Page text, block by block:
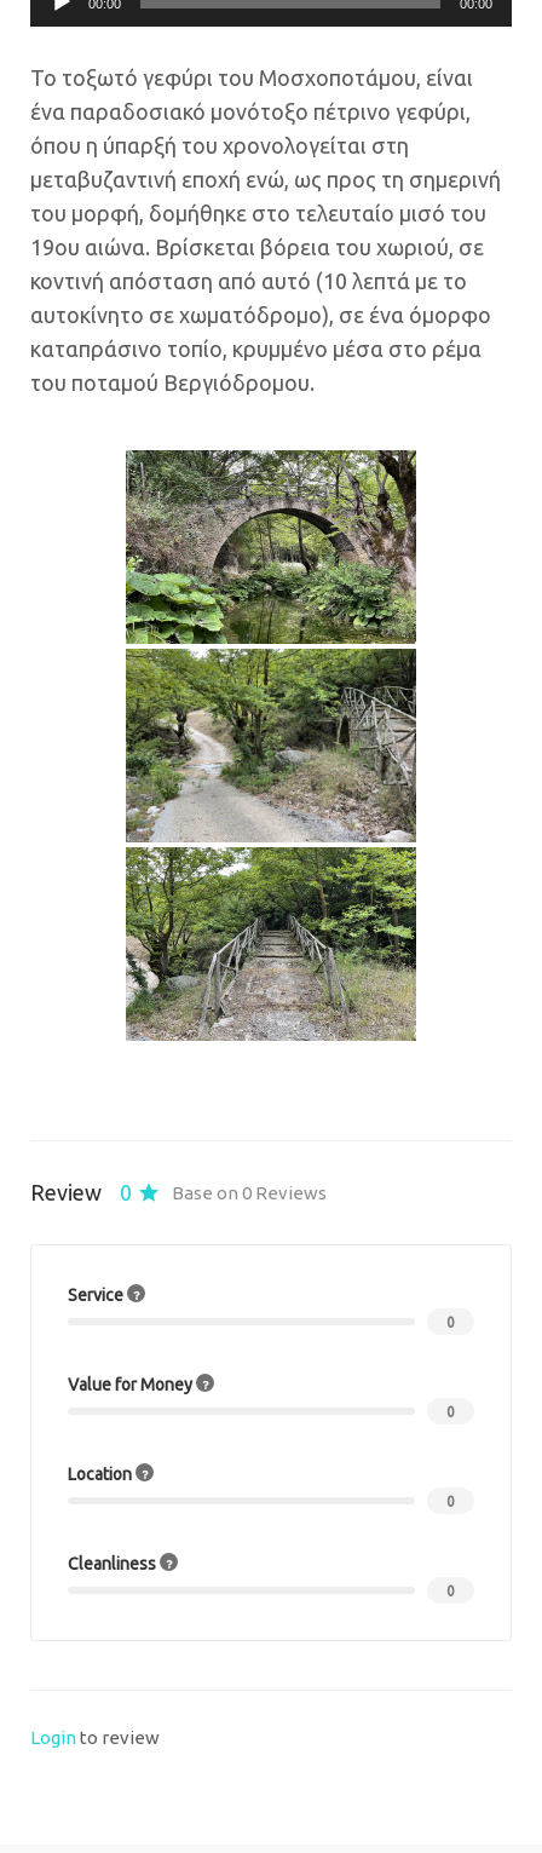
Αναπαραγωγής
00:00 00:00
Το τοξωτό γεφύρι του Μοσχοποτάμου, είναι
ένα παραδοσιακό μονότοξο πέτρινο γεφύρι,
όπου η ύπαρξή του χρονολογείται στη
μεταβυζαντινή εποχή ενώ, ως προς τη σημερινή
του μορφή, δομήθηκε στο τελευταίο μισό του
19ου αιώνα. Βρίσκεται βόρεια του χωριού, σε
κοντινή απόσταση από αυτό (10 λεπτά με το
αυτοκίνητο σε χωματόδρομο), σε ένα όμορφο
καταπράσινο τοπίο, κρυμμένο μέσα στο ρέμα
του ποταμού Βεργιόδρομου.
Review 0 Base on 0 Reviews
Service
0
Value for Money
0
Location
0
Cleanliness
0
Loginto review